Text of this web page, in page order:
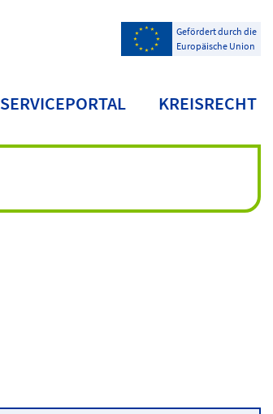
Gefördert durch die
Europäische Union
SERVICEPORTAL KREISRECHT